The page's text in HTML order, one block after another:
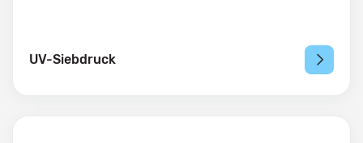
UV-Siebdruck